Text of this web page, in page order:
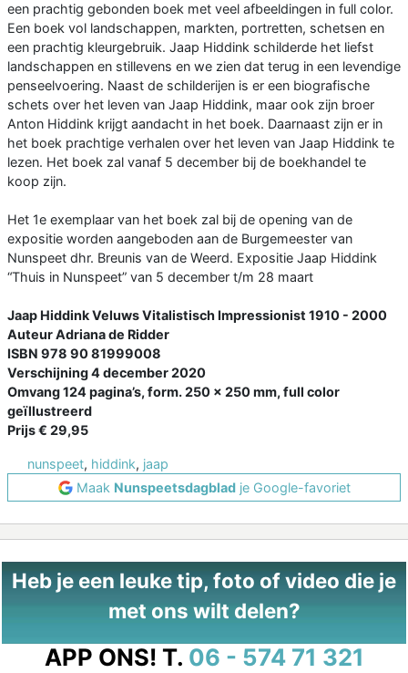
een prachtig gebonden boek met veel afbeeldingen in full color.
Een boek vol landschappen, markten, portretten, schetsen en
een prachtig kleurgebruik. Jaap Hiddink schilderde het liefst
landschappen en stillevens en we zien dat terug in een levendige
penseelvoering. Naast de schilderijen is er een biografische
schets over het leven van Jaap Hiddink, maar ook zijn broer
Anton Hiddink krijgt aandacht in het boek. Daarnaast zijn er in
het boek prachtige verhalen over het leven van Jaap Hiddink te
lezen. Het boek zal vanaf 5 december bij de boekhandel te
koop zijn.
Het 1e exemplaar van het boek zal bij de opening van de
expositie worden aangeboden aan de Burgemeester van
Nunspeet dhr. Breunis van de Weerd. Expositie Jaap Hiddink
“Thuis in Nunspeet” van 5 december t/m 28 maart
Jaap Hiddink Veluws Vitalistisch Impressionist 1910 - 2000
Auteur Adriana de Ridder
ISBN 978 90 81999008
Verschijning 4 december 2020
Omvang 124 pagina’s, form. 250 x 250 mm, full color
geïllustreerd
Prijs € 29,95
nunspeet, hiddink, jaap
Maak Nunspeetsdagbladje Google-favoriet
Heb je een leuke tip, foto of video die je
met ons wilt delen?
APP ONS! T. 06 - 574 71 321